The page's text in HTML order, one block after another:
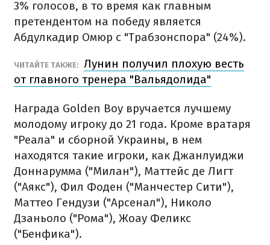
3% голосов, в то время как главным
претендентом на победу является
Абдулкадир Омюр с "Трабзонспора" (24%).
ЧИТАЙТЕ ТАКЖЕ: Лунин получил плохую весть
от главного тренера "Вальядолида"
Награда Golden Boy вручается лучшему
молодому игроку до 21 года. Кроме вратаря
"Реала" и сборной Украины, в нем
находятся такие игроки, как Джанлуиджи
Доннарумма ("Милан"), Маттейс де Лигт
("Аякс"), Фил Фоден ("Манчестер Сити"),
Маттео Гендузи ("Арсенал"), Николо
Дзаньоло ("Рома"), Жоау Феликс
("Бенфика").